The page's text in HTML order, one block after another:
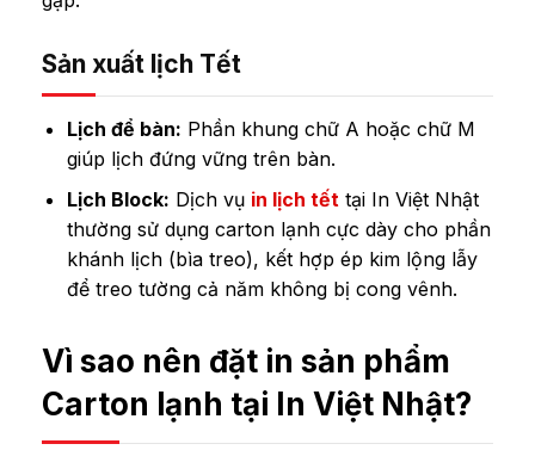
Sản xuất lịch Tết
Lịch để bàn: Phần khung chữ A hoặc chữ M
giúp lịch đứng vững trên bàn.
Lịch Block: Dịch vụ in lịch tếttại In Việt Nhật
thường sử dụng carton lạnh cực dày cho phần
khánh lịch (bìa treo), kết hợp ép kim lộng lẫy
để treo tường cả năm không bị cong vênh.
Vì sao nên đặt in sản phẩm
Carton lạnh tại In Việt Nhật?